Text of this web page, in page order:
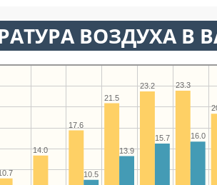
ВОЗДУХА В
23.3
23.2
21.5
17.6
14.0
16.0
15.7
13.9
10.5